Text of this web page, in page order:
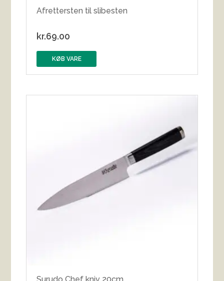
Afrettersten til slibesten
kr.69.00
KØB VARE